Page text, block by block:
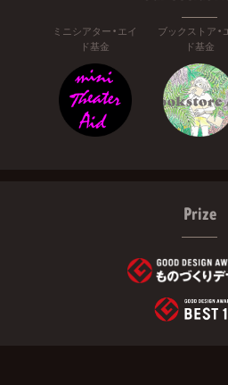
ミニシアター・エイ
ド基金
ブックストア・
ド基金
Prize